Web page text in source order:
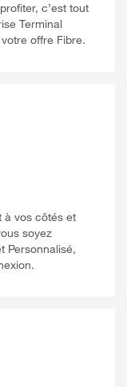
c’est tout
Terminal
offre Fibre.
à vos côtés et
soyez
Personnalisé,